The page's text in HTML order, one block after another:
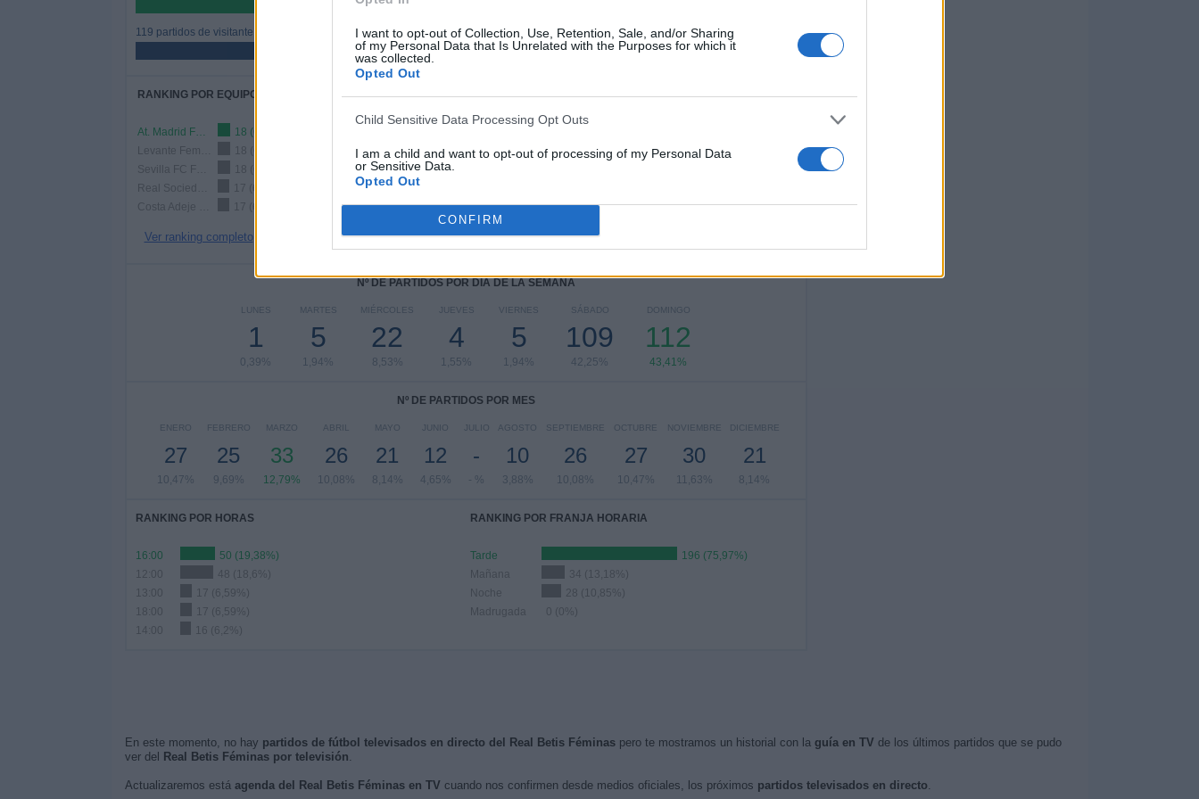
I want to opt-out of Collection, Use, Retention, Sale, and/or Sharing
of my Personal Data that Is Unrelated with the Purposes for which it
was collected.
Opted Out
Child Sensitive Data Processing Opt Outs
I am a child and want to opt-out of processing of my Personal Data
or Sensitive Data.
Opted Out
CONFIRM
119 partidos de visitante
18
VS At. Madrid
10
COMPETICIONES
RANKING POR EQUIPOS
At. Madrid Femenino
18 (6,98%)
18 (6,98%)
18 (6,98%)
17 (6,59%)
17 (6,59%)
Ver ranking completo
RANKING POR COMPETICIONES
Copa Andalucía Femenina
11 (4,26%)
Trofeo Ramón de Carranza
2 (0,78%)
Ver ranking completo
Nº DE PARTIDOS POR DÍA DE LA SEMANA
LUNES
1
0,39%
MARTES
5
1,94%
MIÉRCOLES
22
8,53%
JUEVES
4
1,55%
VIERNES
5
1,94%
SÁBADO
109
42,25%
DOMINGO
112
43,41%
Nº DE PARTIDOS POR MES
ENERO
27
10,47%
FEBRERO
25
9,69%
MARZO
33
12,79%
ABRIL
26
10,08%
MAYO
21
8,14%
JUNIO
12
4,65%
JULIO
-
- %
AGOSTO
10
3,88%
SEPTIEMBRE
26
10,08%
OCTUBRE
27
10,47%
NOVIEMBRE
30
11,63%
DICIEMBRE
21
8,14%
RANKING POR HORAS
16:00
50 (19,38%)
12:00
48 (18,6%)
13:00
17 (6,59%)
18:00
17 (6,59%)
16 (6,2%)
RANKING POR FRANJA HORARIA
Tarde
196 (75,97%)
Mañana
34 (13,18%)
Noche
28 (10,85%)
Madrugada
0 (0%)
En este momento, no hay partidos de fútbol televisados en directo del Real Betis Féminaspero te mostramos un historial con la guía en TV de los últimos partidos que se pudo
ver del
Real Betis Féminas por televisión.
Actualizaremos está agenda del Real Betis Féminas en TV cuando nos confirmen desde medios oficiales, los próximos partidos televisados en directo.